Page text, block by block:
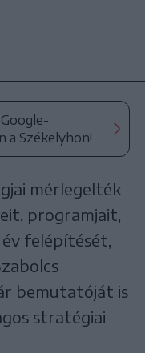
a Székelyhon!
mérlegelték
programjait,
felépítését,
bemutatóját is
stratégiai